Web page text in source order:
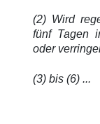
(2) Wird
fünf Tagen
oder
(3) bis (6) ...